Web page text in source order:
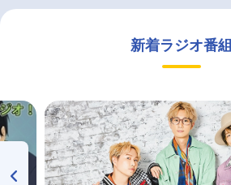
新着ラジオ番組